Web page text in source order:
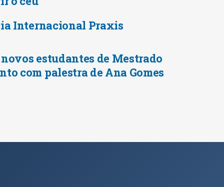
Internacional Praxis
novos estudantes de Mestrado
com palestra de Ana Gomes